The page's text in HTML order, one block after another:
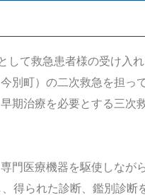
て救急患者様の受け入
別町）の二次救急を担っ
期治療を必要とする三次
門医療機器を駆使しなが
得られた診断、鑑別診断